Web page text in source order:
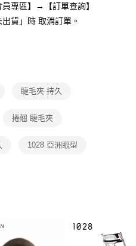
下網址：
據個別帳號之用戶狀況，依本公司即
戶之使用額度並採取法律行動。
專區】→【訂單查詢】
貨」時 取消訂單。
睫毛夾 持久
捲翹 睫毛夾
1028 亞洲眼型